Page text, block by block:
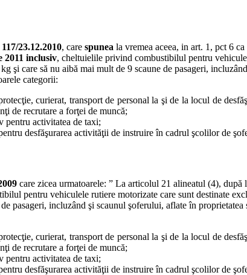
23.12.2010, care spunea la vremea aceea, in art. 1, pct 6
2011 inclusiv, cheltuielile privind combustibilul pentru
şi care să nu aibă mai mult de 9 scaune de pasageri,
categorii:
curierat, transport de personal la şi de la locul de
de recrutare a forţei de muncă;
pentru activitatea de taxi;
desfăşurarea activităţii de instruire în cadrul şcolilor de
care zicea urmatoarele: ” La articolul 21 alineatul (4),
pentru vehiculele rutiere motorizate care sunt destinate
pasageri, incluzând şi scaunul şoferului, aflate în
curierat, transport de personal la şi de la locul de
de recrutare a forţei de muncă;
pentru activitatea de taxi;
desfăşurarea activităţii de instruire în cadrul şcolilor de